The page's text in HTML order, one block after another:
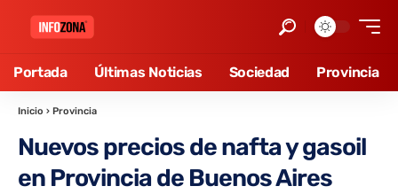
Portada Últimas Noticias Sociedad Provincia
Inicio › Provincia
Nuevos precios de nafta y gasoil
en Provincia de Buenos Aires